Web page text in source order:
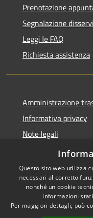
Prenotazione
Segnalazione
Leggi le FAQ
Richiesta assistenza
Amministrazione
Informativa privacy
Note legali
Dichiarazione di
Accessibilità
Questo sito web utilizza
necessari al corretto
nonché un cookie
informazioni
Per maggiori dettagli, può